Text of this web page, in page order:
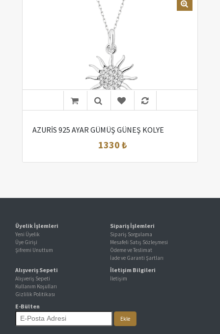
AZURİS 925 AYAR GÜMÜŞ GÜNEŞ KOLYE
1330 ₺
Üyelik İşlemleri
Yeni Üyelik
Üye Girişi
Şifremi Unuttum
Sipariş İşlemleri
Sipariş Sorgulama
Mesafeli Satış Sözleşmesi
Ödeme ve Teslimat
İade ve Garanti Şartları
Alışveriş Sepeti
Alışveriş Sepeti
Kullanım Koşulları
Gizlilik Politikası
İletişim Bilgileri
İletişim
E-Bülten
Ekle